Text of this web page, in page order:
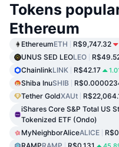
Tokens
Ethereum
EthereumETH R$9,747.32
UNUS SED LEOLEO
ChainlinkLINK R$42.17
Shiba InuSHIB
Tether GoldXAUt
iShares Core S&P Total US
Tokenized ETF (Ondo)
MyNeighborAliceALICE